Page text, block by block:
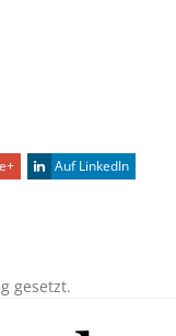
Auf LinkedIn
gesetzt.